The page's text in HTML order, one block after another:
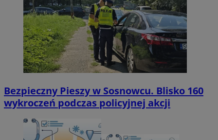
Bezpieczny Pieszy w Sosnowcu. Blisko 160
wykroczeń podczas policyjnej akcji